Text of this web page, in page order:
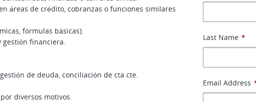
áreas de crédito, cobranzas o funciones similares
fórmulas básicas).
gestión financiera.
de deuda, conciliación de cta cte.
diversos motivos.
Last Name *
Email Address